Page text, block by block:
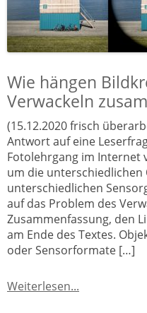
Wie hängen
Verwackeln
(15.12.2020 frisch
Antwort auf eine
Fotolehrgang im Internet
um die unterschiedlichen
unterschiedlichen
auf das Problem des
Zusammenfassung, den
am Ende des Textes.
oder Sensorformate […]
Weiterlesen...